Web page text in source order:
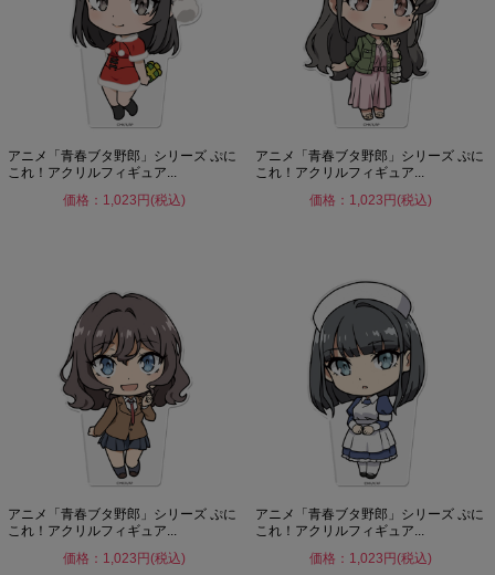
アニメ「青春ブタ野郎」シリーズ ぷに
これ！アクリルフィギュア...
価格：1,023円(税込)
アニメ「青春ブタ野郎」シリーズ ぷに
これ！アクリルフィギュア...
価格：1,023円(税込)
アニメ「青春ブタ野郎」シリーズ ぷに
これ！アクリルフィギュア...
価格：1,023円(税込)
アニメ「青春ブタ野郎」シリーズ ぷに
これ！アクリルフィギュア...
価格：1,023円(税込)